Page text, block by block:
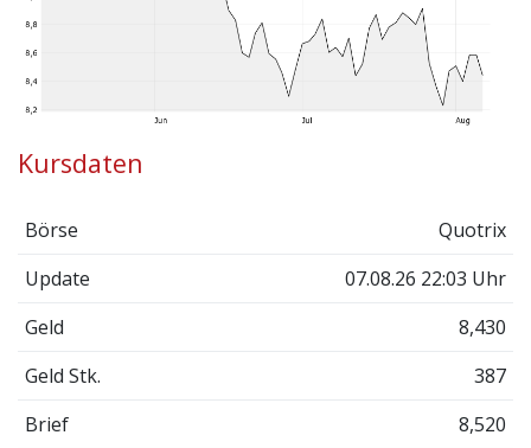
Kursdaten
Börse
Quotrix
Update
07.08.26 22:03 Uhr
Geld
8,430
Geld Stk.
387
Brief
8,520